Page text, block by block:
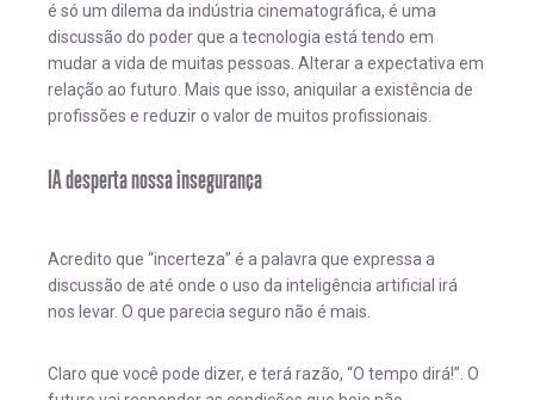
é só um dilema da indústria cinematográfica, é uma
discussão do poder que a tecnologia está tendo em
mudar a vida de muitas pessoas. Alterar a expectativa em
relação ao futuro. Mais que isso, aniquilar a existência de
profissões e reduzir o valor de muitos profissionais.
IA desperta nossa insegurança
Acredito que “incerteza” é a palavra que expressa a
discussão de até onde o uso da inteligência artificial irá
nos levar. O que parecia seguro não é mais.
Claro que você pode dizer, e terá razão, “O tempo dirá!”. O